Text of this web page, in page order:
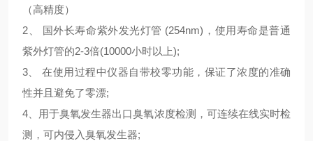
（高精度）
2、 国外长寿命紫外发光灯管 (254nm)，使用寿命是普通
紫外灯管的2-3倍(10000小时以上);
3
在使用过程中仪器自带校零功能，保证了浓度的准确
性并且避免了零漂;
4 、用于臭氧发生器出口臭氧浓度检测，可连续在线实时检
测，可内侵入臭氧发生器;